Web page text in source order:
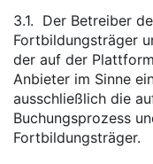
3.1. Der Betreiber
Fortbildungsträger
der auf der
Anbieter im Sinne
ausschließlich die
Buchungsprozess
Fortbildungsträger.